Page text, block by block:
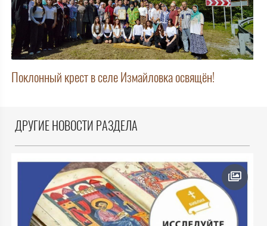
Поклонный крест в селе Измайловка освящён!
ДРУГИЕ НОВОСТИ РАЗДЕЛА